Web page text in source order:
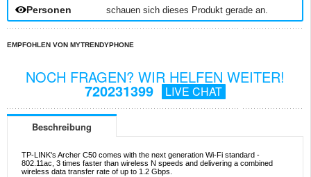
Personen schauen sich dieses Produkt gerade an.
EMPFOHLEN VON MYTRENDYPHONE
NOCH FRAGEN? WIR HELFEN WEITER!
720231399 LIVE CHAT
Beschreibung
TP-LINK's Archer C50 comes with the next generation Wi-Fi standard -
802.11ac, 3 times faster than wireless N speeds and delivering a combined
wireless data transfer rate of up to 1.2 Gbps.